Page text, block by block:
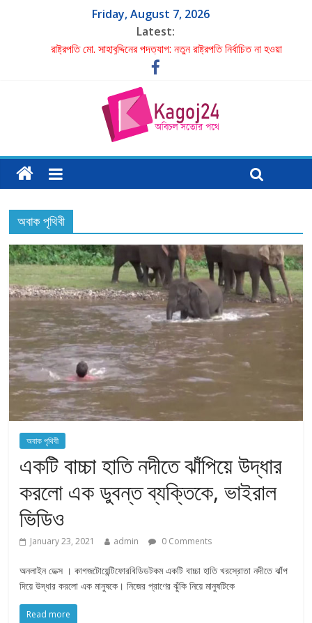
Friday, August 7, 2026
Latest:
রাষ্ট্রপতি মো. সাহাবুদ্দিনের পদত্যাগ: নতুন রাষ্ট্রপতি নির্বাচিত না হওয়া
পর্যন্ত দায়িত্বে স্পিকার হাফিজ উদ্দিন আহমদ
একমাত্র ছেলের ছুরিকাঘাতে প্রাণ গেল মা-বাবার
পরবর্তী রাষ্ট্রপতির নাম ঠিক হবে বিএনপির স্থায়ী কমিটির বৈঠকে: মির্জা
গাজী নজরুলকে ঘিরে বিতর্কে বিব্রত জামায়াত
শাহ মোহাম্মদ ইমরান এর লেখা- বিচার চাই
অবাক পৃথিবী
অবাক পৃথিবী
একটি বাচ্চা হাতি নদীতে ঝাঁপিয়ে উদ্ধার
করলো এক ডুবন্ত ব্যক্তিকে, ভাইরাল
ভিডিও
January 23, 2021 admin 0 Comments
অনলাইন ডেক্স । কাগজটোয়েন্টিফোরবিডিডটকম একটি বাচ্চা হাতি খরস্রোতা নদীতে ঝাঁপ
দিয়ে উদ্ধার করলো এক মানুষকে। নিজের প্রাণের ঝুঁকি নিয়ে মানুষটিকে
Read more